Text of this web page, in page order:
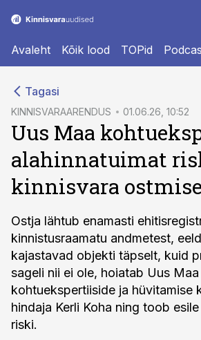
Avaleht Kõik lood TOPid
Tagasi
KINNISVARAARENDUS 01.06.26, 10:52
Uus Maa
alahinnatuimat
kinnisvara
Ostja lähtub enamasti
kinnistusraamatu andmetest,
kajastavad objekti täpselt, kuid
sageli nii ei ole, hoiatab Uus Maa
kohtuekspertiiside ja hüvitamise
hindaja Kerli Koha ning toob
riski.